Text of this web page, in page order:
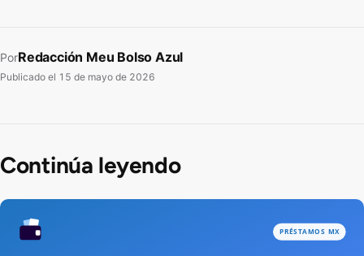
PorRedacción Meu Bolso Azul
Publicado el 15 de mayo de 2026
Continúa leyendo